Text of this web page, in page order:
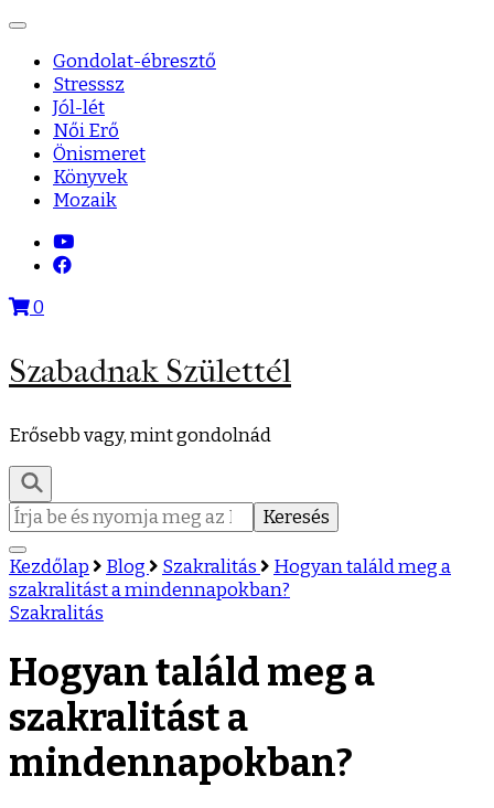
Gondolat-ébresztő
Stresssz
Jól-lét
Női Erő
Önismeret
Könyvek
Mozaik
0
Szabadnak Születtél
Erősebb vagy, mint gondolnád
Keresés:
Kezdőlap Blog Szakralitás
Hogyan találd meg a
szakralitást a mindennapokban?
Szakralitás
Hogyan találd meg a
szakralitást a
mindennapokban?